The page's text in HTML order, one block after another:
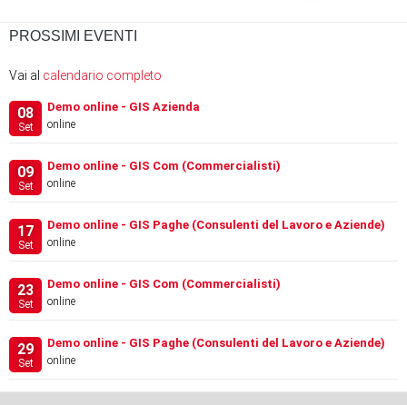
PROSSIMI EVENTI
Vai al calendario completo
08
Set
Demo online - GIS Azienda
online
09
Set
Demo online - GIS Com (Commercialisti)
online
17
Set
Demo online - GIS Paghe (Consulenti del Lavoro e Aziende)
online
23
Set
Demo online - GIS Com (Commercialisti)
online
29
Set
Demo online - GIS Paghe (Consulenti del Lavoro e Aziende)
online